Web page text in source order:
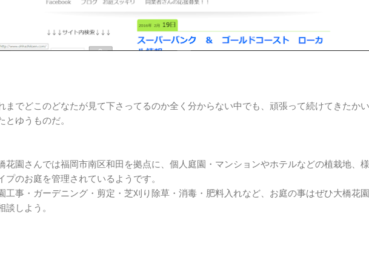
までどこのどなたが見て下さってるのか全く分からない中でも、頑張って続けてきたか
とゆうものだ。
花園さんでは福岡市南区和田を拠点に、個人庭園・マンションやホテルなどの植栽地、
プのお庭を管理されているようです。
工事・ガーデニング・剪定・芝刈り除草・消毒・肥料入れなど、お庭の事はぜひ大橋花
談しよう。